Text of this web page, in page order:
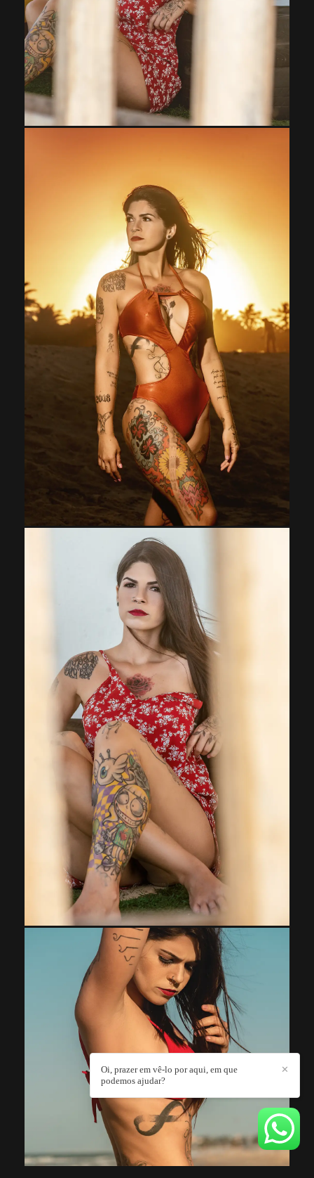
✕
Oi, prazer em vê-lo por aqui, em que
podemos ajudar?